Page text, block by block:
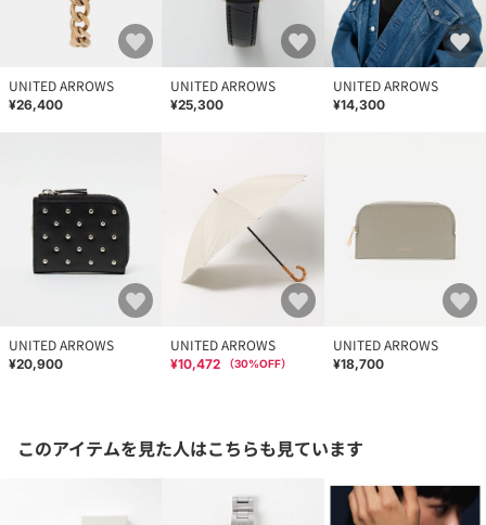
UNITED ARROWS
¥26,400
UNITED ARROWS
¥25,300
UNITED ARROWS
¥14,300
UNITED ARROWS
¥20,900
UNITED ARROWS
¥10,472 （30%OFF）
UNITED ARROWS
¥18,700